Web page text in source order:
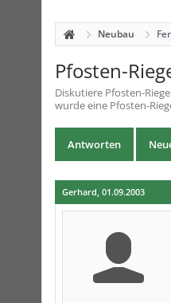
Neubau
Pfosten-
Diskutiere Pfosten-
wurde eine Pfosten-
Antworten
Gerhard, 01.09.2003